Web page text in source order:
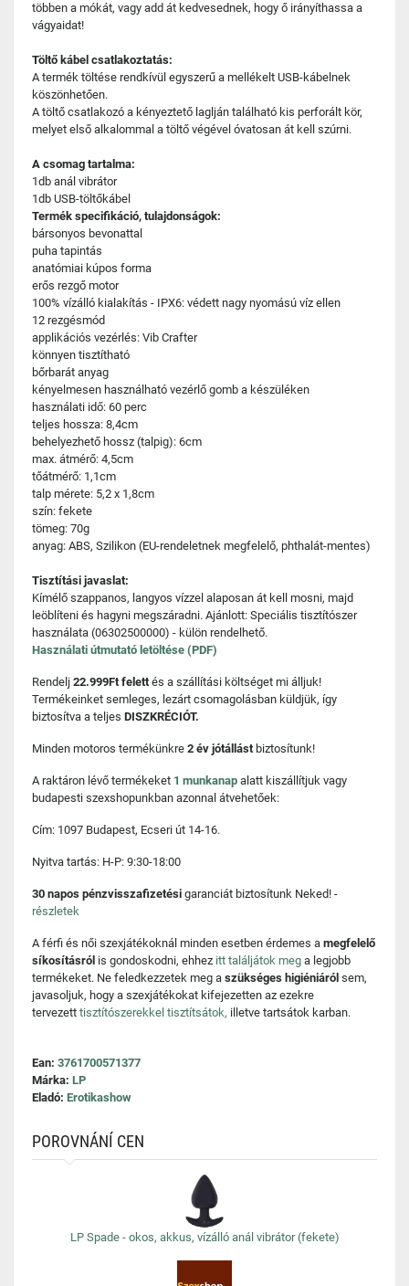
többen a mókát, vagy add át kedvesednek, hogy ő irányíthassa a
vágyaidat!
Töltő kábel csatlakoztatás:
A termék töltése rendkívül egyszerű a mellékelt USB-kábelnek
köszönhetően.
A töltő csatlakozó a kényeztető laglján található kis perforált kör,
melyet első alkalommal a töltő végével óvatosan át kell szúrni.
A csomag tartalma:
1db anál vibrátor
1db USB-töltőkábel
Termék specifikáció, tulajdonságok:
bársonyos bevonattal
puha tapintás
anatómiai kúpos forma
erős rezgő motor
100% vízálló kialakítás - IPX6: védett nagy nyomású víz ellen
12 rezgésmód
applikációs vezérlés: Vib Crafter
könnyen tisztítható
bőrbarát anyag
kényelmesen használható vezérlő gomb a készüléken
használati idő: 60 perc
teljes hossza: 8,4cm
behelyezhető hossz (talpig): 6cm
max. átmérő: 4,5cm
tőátmérő: 1,1cm
talp mérete: 5,2 x 1,8cm
szín: fekete
tömeg: 70g
anyag: ABS, Szilikon (EU-rendeletnek megfelelő, phthalát-mentes)
Tisztítási javaslat:
Kímélő szappanos, langyos vízzel alaposan át kell mosni, majd
leöblíteni és hagyni megszáradni. Ajánlott: Speciális tisztítószer
használata (06302500000) - külön rendelhető.
Használati útmutató letöltése (PDF)
Rendelj 22.999Ft felettés a szállítási költséget mi álljuk!
Termékeinket semleges, lezárt csomagolásban küldjük, így
biztosítva a teljes DISZKRÉCIÓT.
Minden motoros termékünkre 2 év jótállást biztosítunk!
A raktáron lévő termékeket 1 munkanap alatt kiszállítjuk vagy
budapesti szexshopunkban azonnal átvehetőek:
Cím: 1097 Budapest, Ecseri út 14-16.
Nyitva tartás: H-P: 9:30-18:00
30 napos pénzvisszafizetési garanciát biztosítunk Neked! -
részletek
A férfi és női szexjátékoknál minden esetben érdemes a megfelelő
síkosításról is gondoskodni, ehhez itt találjátok meg a legjobb
termékeket. Ne feledkezzetek meg a szükséges higiéniáról sem,
javasoljuk, hogy a szexjátékokat kifejezetten az ezekre
tervezett tisztítószerekkel tisztítsátok, illetve tartsátok karban.
Ean: 3761700571377
Márka: LP
Eladó: Erotikashow
POROVNÁNÍ CEN
LP Spade - okos, akkus, vízálló anál vibrátor (fekete)